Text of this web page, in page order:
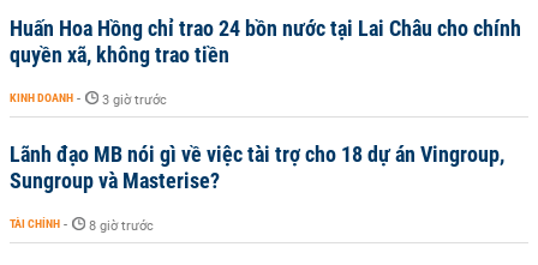
Huấn Hoa Hồng chỉ trao 24 bồn nước tại Lai Châu cho chính
quyền xã, không trao tiền
KINH DOANH - 3 giờ trước
Lãnh đạo MB nói gì về việc tài trợ cho 18 dự án Vingroup,
Sungroup và Masterise?
TÀI CHÍNH - 8 giờ trước